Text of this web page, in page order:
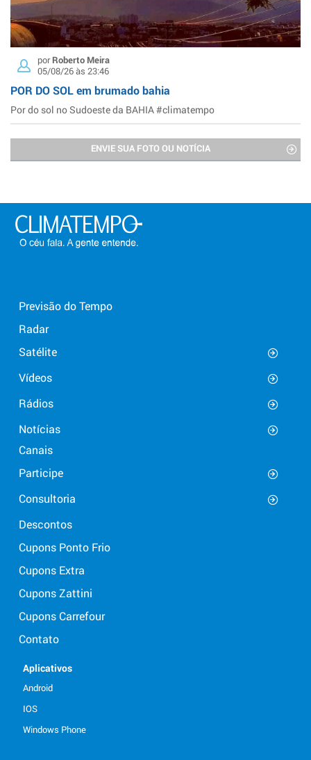
porRoberto Meira
05/08/26 às 23:46
POR DO SOL em brumado bahia
Por do sol no Sudoeste da BAHIA #climatempo
ENVIE SUA FOTO OU NOTÍCIA
Previsão do Tempo
Radar
Satélite
Vídeos
Rádios
Notícias
Canais
Participe
Consultoria
Descontos
Cupons Ponto Frio
Cupons Extra
Cupons Zattini
Cupons Carrefour
Contato
Aplicativos
Android
IOS
Windows Phone